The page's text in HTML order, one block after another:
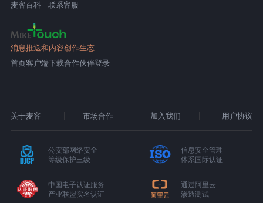
麦客百科
联系客服
消息推送和内容创作生态
首页客户端下载合作伙伴登录
关于麦客 市场合作 加入我们 用户协议
公安部网络安全
等级保护三级
信息安全管理
体系国际认证
中国电子认证服务
产业联盟实名认证
通过阿里云
渗透测试